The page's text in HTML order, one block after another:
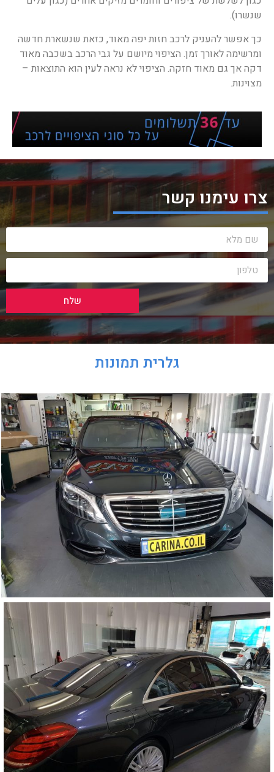
שנשרו).
כך אפשר להעניק לרכב חזות יפה מאוד, כזאת שנשארת חדשה
ומרשימה לאורך זמן. הציפוי מיושם על גבי הרכב בשכבה מאוד
דקה אך גם מאוד חזקה. הציפוי לא נראה לעין הוא התוצאות –
מצוינות.
צרו עימנו קשר
שלח
גלרית תמונות